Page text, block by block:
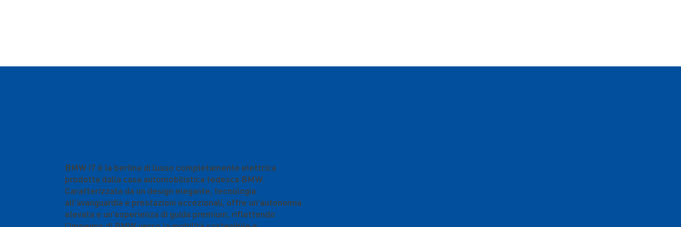
BMW i7 è la berlina di lusso completamente elettrica
prodotta dalla casa automobilistica tedesca BMW.
Caratterizzata da un design elegante, tecnologia
all'avanguardia e prestazioni eccezionali, offre un'autonomia
elevata e un'esperienza di guida premium, riflettendo